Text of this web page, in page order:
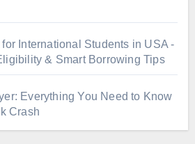
International Students in USA -
& Smart Borrowing Tips
Everything You Need to Know
Crash